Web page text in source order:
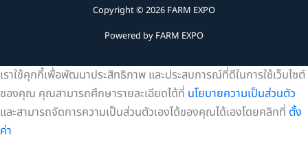
Copyright © 2026 FARM EXPO
Powered by FARM EXPO
เราใช้คุกกี้เพื่อพัฒนาประสิทธิภาพ และประสบการณ์ที่ดีในการใช้เว็บไซต์
ของคุณ คุณสามารถศึกษารายละเอียดได้ที่ นโยบายความเป็นส่วนตัว
และสามารถจัดการความเป็นส่วนตัวเองได้ของคุณได้เองโดยคลิกที่ ตั้ง
ค่า